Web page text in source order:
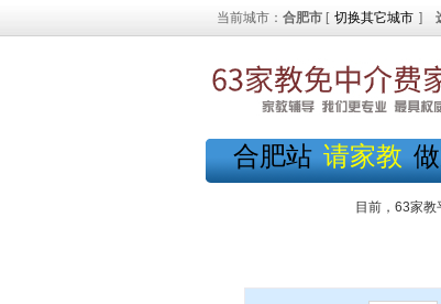
当前城市： 合肥市 [ 切换其它城市 ]
合肥站 请家教
目前，63家教